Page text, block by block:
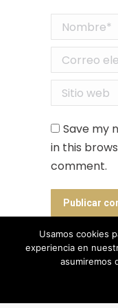
Nombre *
Correo
Sitio web
Save my
in this
comment.
Publicar
POLÍTICA DE
Usamos cookies
experiencia en
asumiremos